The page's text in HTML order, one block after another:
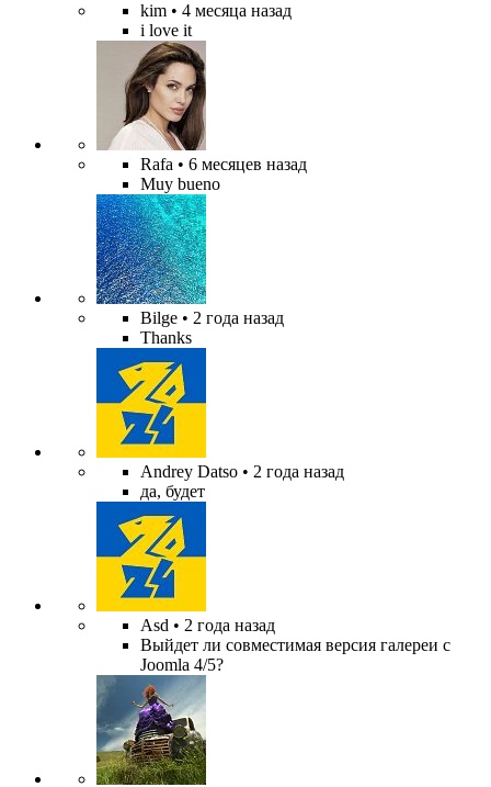
kim • 4 месяца назад
i love it
Rafa • 6 месяцев назад
Muy bueno
Bilge • 2 года назад
Thanks
Andrey Datso • 2 года назад
да, будет
Asd • 2 года назад
Выйдет ли совместимая версия галереи с
Joomla 4/5?